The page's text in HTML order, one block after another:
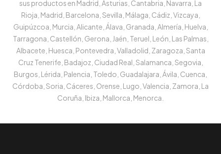
sus productos en Madrid, Asturias, Cantabria, Navarra, La
Rioja, Madrid, Barcelona, Sevilla, Málaga, Cádiz, Vizcaya,
Guipúzcoa, Murcia, Alicante, Álava, Granada, Almería, Huelva,
Tarragona, Castellón, Gerona, Jaén, Teruel, León, Las Palmas,
Albacete, Huesca, Pontevedra, Valladolid, Zaragoza, Santa
Cruz Tenerife, Badajoz, Ciudad Real, Salamanca, Segovia,
Burgos, Lérida, Palencia, Toledo, Guadalajara, Ávila, Cuenca,
Córdoba, Soria, Cáceres, Orense, Lugo, Valencia, Zamora, La
Coruña, Ibiza, Mallorca, Menorca.